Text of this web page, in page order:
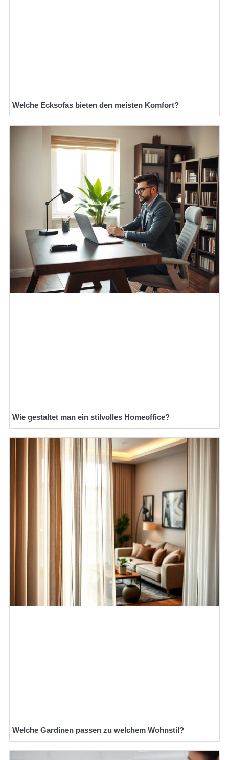
Welche Ecksofas bieten den meisten Komfort?
Wie gestaltet man ein stilvolles Homeoffice?
Welche Gardinen passen zu welchem Wohnstil?